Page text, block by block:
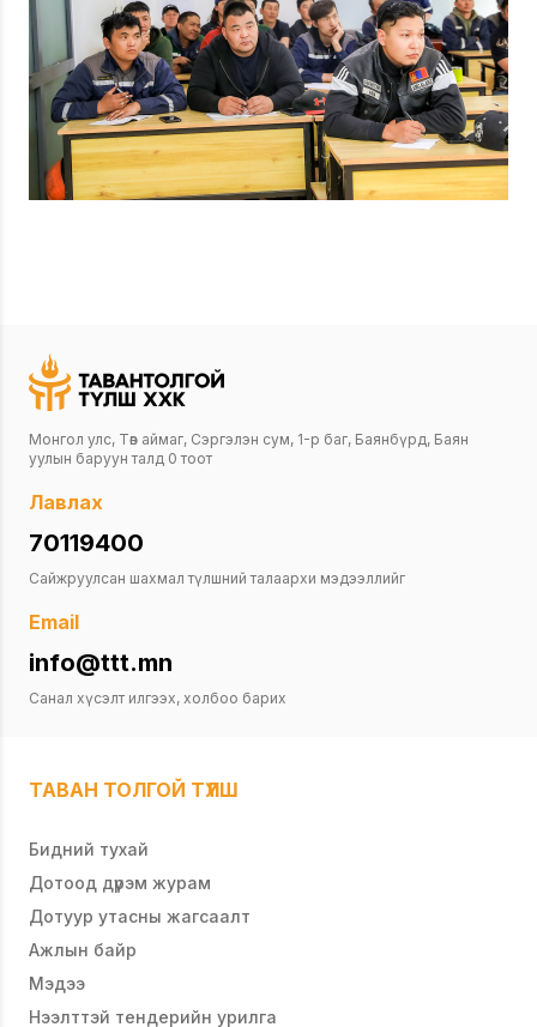
Монгол улс, Төв аймаг, Сэргэлэн сум, 1-р баг, Баянбүрд, Баян
уулын баруун талд 0 тоот
Лавлах
70119400
Сайжруулсан шахмал түлшний талаархи мэдээллийг
Email
info@ttt.mn
Санал хүсэлт илгээх, холбоо барих
ТАВАН ТОЛГОЙ ТҮЛШ
Бидний тухай
Дотоод дүрэм журам
Дотуур утасны жагсаалт
Ажлын байр
Мэдээ
Нээлттэй тендерийн урилга